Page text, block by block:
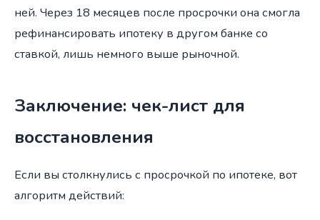
ней. Через 18 месяцев после просрочки она смогла
рефинансировать ипотеку в другом банке со
ставкой, лишь немного выше рыночной.
Заключение: чек-лист для
восстановления
Если вы столкнулись с просрочкой по ипотеке, вот
алгоритм действий: